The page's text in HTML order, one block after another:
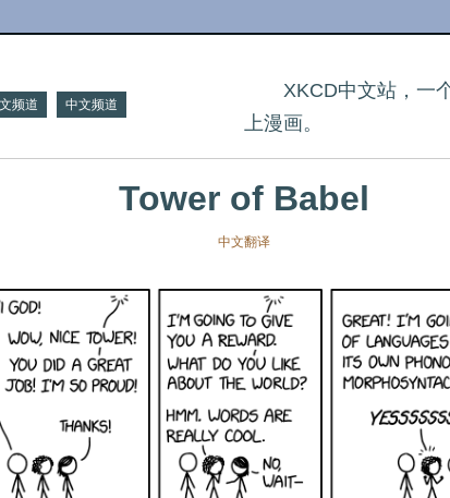
频道 中文频道
XKCD中文站，一
上漫画。
Tower of Babel
中文翻译